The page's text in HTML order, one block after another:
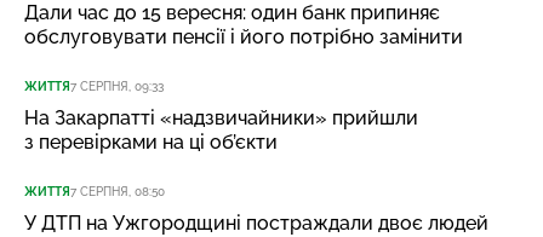
Дали час до 15 вересня: один банк припиняє
обслуговувати пенсії і його потрібно замінити
ЖИТТЯ7 СЕРПНЯ, 09:33
На Закарпатті «надзвичайники» прийшли
з перевірками на ці об’єкти
ЖИТТЯ7 СЕРПНЯ, 08:50
У ДТП на Ужгородщині постраждали двоє людей